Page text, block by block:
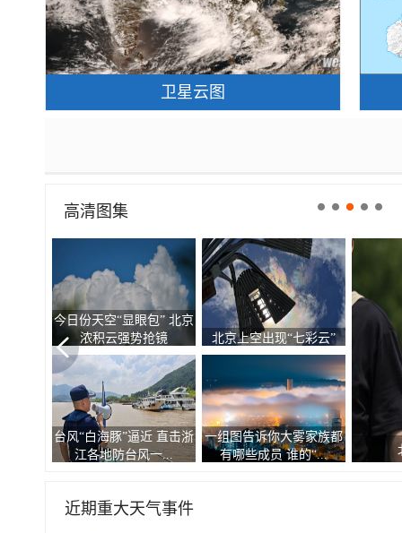
卫星云图
高清图集
今日份天空“显眼包” 北京
浓积云强势抢镜
北京上空出现“七彩云”
台风“白海豚”逼近 直击浙
江各地防台风一...
一组图告诉你大雾家族都
有哪些成员 谁的“...
近期重大天气事件